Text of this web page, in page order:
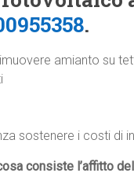
.
sostenere i costi di
consiste l’affitto